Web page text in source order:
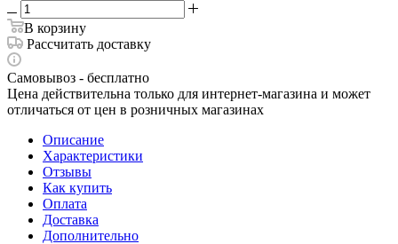
В корзину
Рассчитать доставку
Самовывоз - бесплатно
Цена действительна только для интернет-магазина и может
отличаться от цен в розничных магазинах
Описание
Характеристики
Отзывы
Как купить
Оплата
Доставка
Дополнительно